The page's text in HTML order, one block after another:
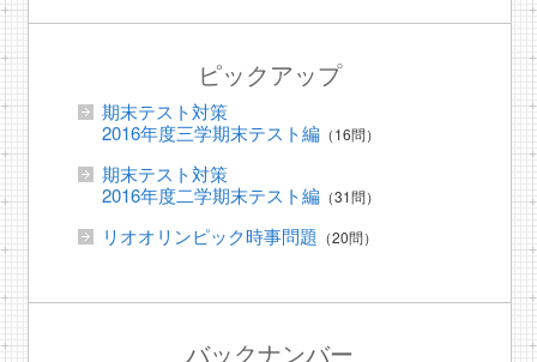
ピックアップ
期末テスト対策
2016年度三学期末テスト編（16問）
期末テスト対策
2016年度二学期末テスト編（31問）
リオオリンピック時事問題 （20問）
バックナンバー